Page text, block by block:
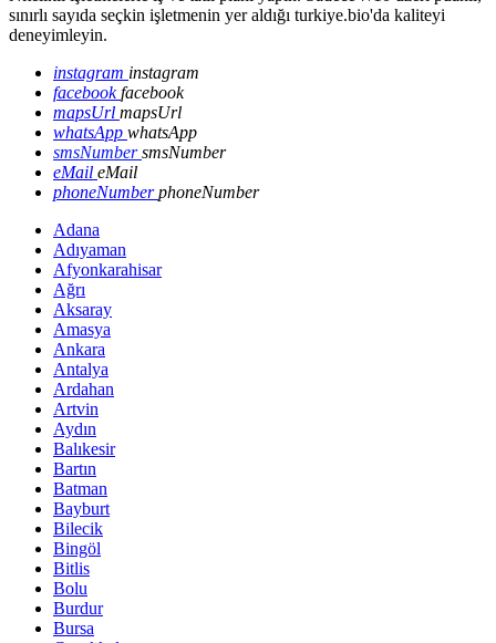
sınırlı sayıda seçkin işletmenin yer aldığı turkiye.bio'da kaliteyi
deneyimleyin.
instagram instagram
facebookfacebook
mapsUrl mapsUrl
whatsApp whatsApp
smsNumbersmsNumber
eMail eMail
phoneNumberphoneNumber
Adana
Adıyaman
Afyonkarahisar
Ağrı
Aksaray
Amasya
Ankara
Antalya
Ardahan
Artvin
Aydın
Balıkesir
Bartın
Batman
Bayburt
Bilecik
Bingöl
Bitlis
Bolu
Burdur
Bursa